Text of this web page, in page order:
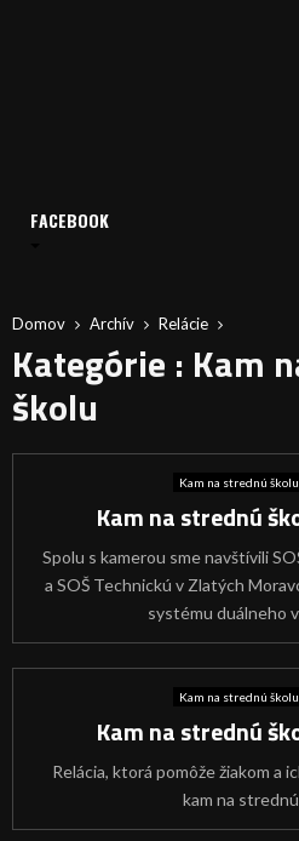
Domov Archív Relácie
Kategórie : Kam
školu
Kam na strednú školu
Kam na strednú
Spolu s kamerou sme navštívili
a SOŠ Technickú v Zlatých
systému duálneho
Kam na strednú školu
Kam na strednú
Relácia, ktorá pomôže žiakom a
kam na strednú
FACEBOOK